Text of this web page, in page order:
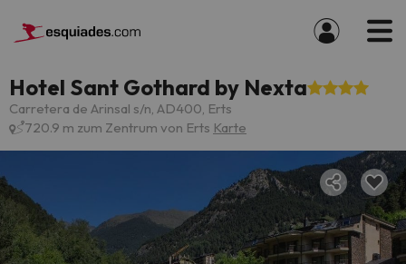
Hotel Sant Gothard by Nexta
Carretera de Arinsal s/n, AD400, Erts
720.9 m zum Zentrum von Erts Karte